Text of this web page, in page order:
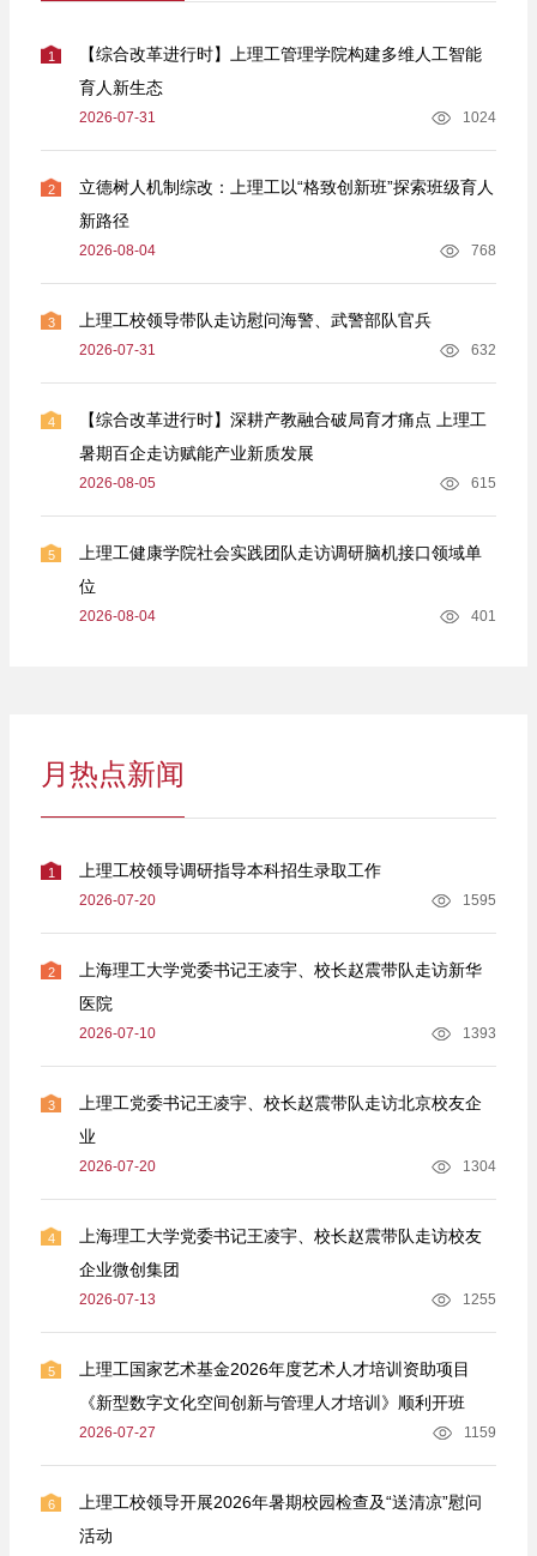
1
【综合改革进行时】上理工管理学院构建多维人工智能
育人新生态
2026-07-31 1024
2
立德树人机制综改：上理工以“格致创新班”探索班级育人
新路径
2026-08-04 768
3 上理工校领导带队走访慰问海警、武警部队官兵
2026-07-31 632
4
【综合改革进行时】深耕产教融合破局育才痛点 上理工
暑期百企走访赋能产业新质发展
2026-08-05 615
5
上理工健康学院社会实践团队走访调研脑机接口领域单
位
2026-08-04 401
月热点新闻
1 上理工校领导调研指导本科招生录取工作
2026-07-20 1595
2
上海理工大学党委书记王凌宇、校长赵震带队走访新华
医院
2026-07-10 1393
3
上理工党委书记王凌宇、校长赵震带队走访北京校友企
业
2026-07-20 1304
4
上海理工大学党委书记王凌宇、校长赵震带队走访校友
企业微创集团
2026-07-13 1255
5
上理工国家艺术基金2026年度艺术人才培训资助项目
《新型数字文化空间创新与管理人才培训》顺利开班
2026-07-27 1159
6
上理工校领导开展2026年暑期校园检查及“送清凉”慰问
活动